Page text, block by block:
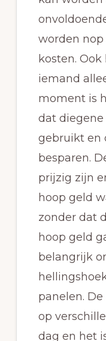
worden
kosten.
iemand
moment is
dat
gebruikt en
besparen.
prijzig zijn
hoop geld
zonder dat
hoop geld
belangrijk
panelen.
op
dag en het